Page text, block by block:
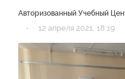
Авторизованный Учебный
· 12 апреля 2021, 18:19